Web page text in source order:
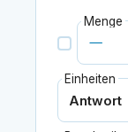
Menge
Einheiten